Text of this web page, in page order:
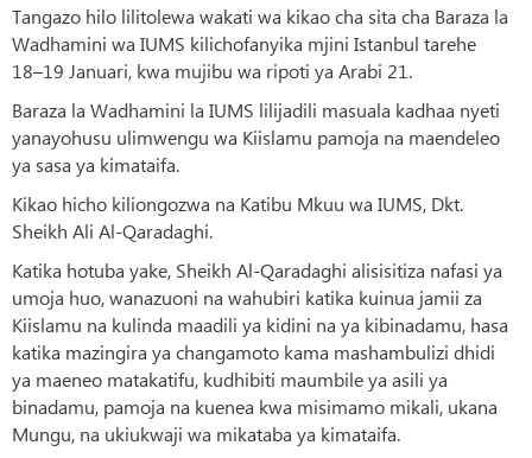
Tangazo hilo lilitolewa wakati wa kikao cha sita cha Baraza la
Wadhamini wa IUMS kilichofanyika mjini Istanbul tarehe
18–19 Januari, kwa mujibu wa ripoti ya Arabi 21.
Baraza la Wadhamini la IUMS lilijadili masuala kadhaa nyeti
yanayohusu ulimwengu wa Kiislamu pamoja na maendeleo
ya sasa ya kimataifa.
Kikao hicho kiliongozwa na Katibu Mkuu wa IUMS, Dkt.
Sheikh Ali Al-Qaradaghi.
Katika hotuba yake, Sheikh Al-Qaradaghi alisisitiza nafasi ya
umoja huo, wanazuoni na wahubiri katika kuinua jamii za
Kiislamu na kulinda maadili ya kidini na ya kibinadamu, hasa
katika mazingira ya changamoto kama mashambulizi dhidi
ya maeneo matakatifu, kudhibiti maumbile ya asili ya
binadamu, pamoja na kuenea kwa misimamo mikali, ukana
Mungu, na ukiukwaji wa mikataba ya kimataifa.